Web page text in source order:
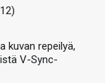
kuvan repeilyä,
V-Sync-